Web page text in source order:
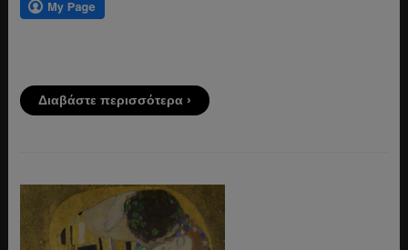
Διαβάστε περισσότερα ›